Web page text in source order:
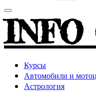
INFO
Курсы
Автомобили и
Астрология